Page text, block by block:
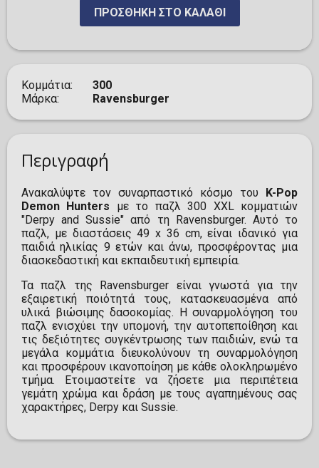
ΠΡΟΣΘΉΚΗ ΣΤΟ ΚΑΛΆΘΙ
Κομμάτια
300
Μάρκα
Ravensburger
Περιγραφή
Ανακαλύψτε τον συναρπαστικό κόσμο του
K-Pop
Demon Hunters με το παζλ 300 XXL κομματιών
"Derpy and Sussie" από τη Ravensburger. Αυτό το
παζλ, με διαστάσεις 49 x 36 cm, είναι ιδανικό για
παιδιά ηλικίας 9 ετών και άνω, προσφέροντας μια
διασκεδαστική και εκπαιδευτική εμπειρία.
Τα παζλ της Ravensburger είναι γνωστά για την
εξαιρετική ποιότητά τους, κατασκευασμένα από
υλικά βιώσιμης δασοκομίας. Η συναρμολόγηση του
παζλ ενισχύει την υπομονή, την αυτοπεποίθηση και
τις δεξιότητες συγκέντρωσης των παιδιών, ενώ τα
μεγάλα κομμάτια διευκολύνουν τη συναρμολόγηση
και προσφέρουν ικανοποίηση με κάθε ολοκληρωμένο
τμήμα. Ετοιμαστείτε να ζήσετε μια περιπέτεια
γεμάτη χρώμα και δράση με τους αγαπημένους σας
χαρακτήρες, Derpy και Sussie.